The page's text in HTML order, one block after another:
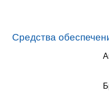
Средства